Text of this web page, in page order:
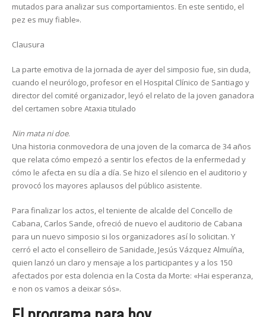
mutados para analizar sus comportamientos. En este sentido, el
pez es muy fiable».
Clausura
La parte emotiva de la jornada de ayer del simposio fue, sin duda,
cuando el neurólogo, profesor en el Hospital Clínico de Santiago y
director del comité organizador, leyó el relato de la joven ganadora
del certamen sobre Ataxia titulado
Nin mata ni doe.
Una historia conmovedora de una joven de la comarca de 34 años
que relata cómo empezó a sentir los efectos de la enfermedad y
cómo le afecta en su día a día. Se hizo el silencio en el auditorio y
provocó los mayores aplausos del público asistente.
Para finalizar los actos, el teniente de alcalde del Concello de
Cabana, Carlos Sande, ofreció de nuevo el auditorio de Cabana
para un nuevo simposio si los organizadores así lo solicitan. Y
cerró el acto el conselleiro de Sanidade, Jesús Vázquez Almuíña,
quien lanzó un claro y mensaje a los participantes y a los 150
afectados por esta dolencia en la Costa da Morte: «Hai esperanza,
e non os vamos a deixar sós».